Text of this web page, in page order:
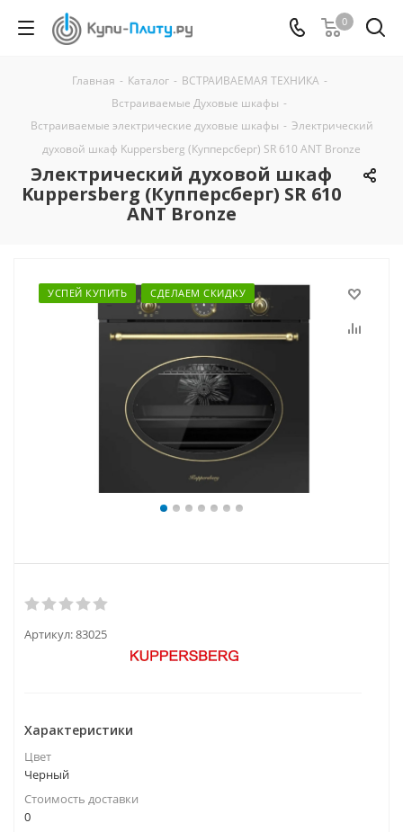
0
Главная - Каталог - ВСТРАИВАЕМАЯ ТЕХНИКА -
Встраиваемые Духовые шкафы -
Встраиваемые электрические духовые шкафы - Электрический
духовой шкаф Kuppersberg (Купперсберг) SR 610 ANT Bronze
Электрический духовой шкаф
Kuppersberg (Купперсберг) SR 610
ANT Bronze
УСПЕЙ КУПИТЬ СДЕЛАЕМ СКИДКУ
Артикул:83025
Характеристики
Цвет
Черный
Стоимость доставки
0